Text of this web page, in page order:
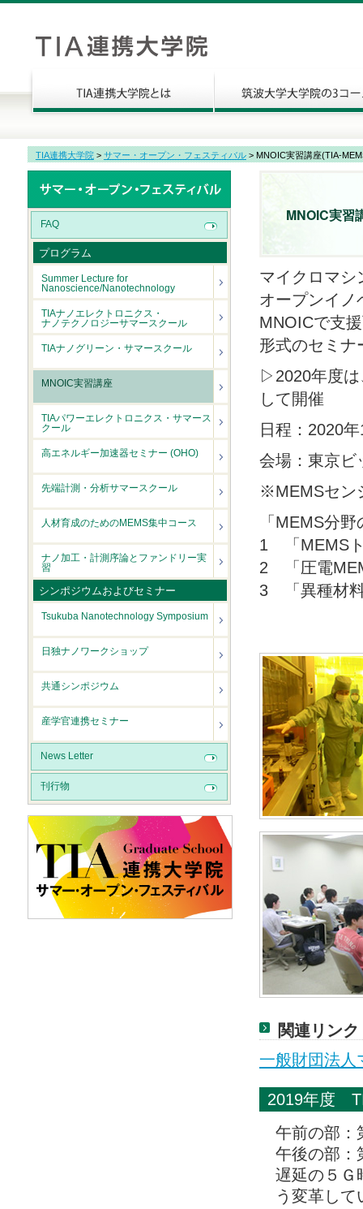
TIA連携大学院>サマー・オープン・フェスティバル> MNOIC実習講座(TIA-
FAQ
プログラム
Summer Lecture for
Nanoscience/Nanotechnology
TIAナノエレクトロニクス・
ナノテクノロジーサマースクール
TIAナノグリーン・サマースクール
MNOIC実習講座
TIAパワーエレクトロニクス・サマース
クール
高エネルギー加速器セミナー (OHO)
先端計測・分析サマースクール
人材育成のためのMEMS集中コース
ナノ加工・計測序論とファンドリー実
習
シンポジウムおよびセミナー
Tsukuba Nanotechnology Symposium
日独ナノワークショップ
共通シンポジウム
産学官連携セミナー
News Letter
刊行物
MNOIC実習
マイクロマシ
オープンイノ
MNOICで支
形式のセミナ
▷2020年度は
して開催
日程：2020
会場：東京ビ
※MEMSセン
「MEMS分
1 「MEMSト
2 「圧電
3 「異種材
関連リンク
一般財団法人
2019年度
午前の部：
午後の部：
遅延の５Ｇ
う変革して